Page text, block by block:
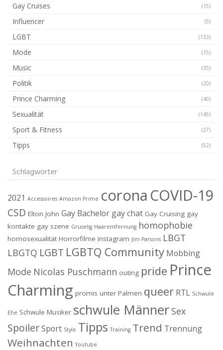
Gay Cruises (15)
Influencer (5)
LGBT (133)
Mode (15)
Music (35)
Politik (20)
Prince Charming (40)
Sexualität (145)
Sport & Fitness (27)
Tipps (52)
Schlagwörter
2021 Accessoires Amazon Prime corona COVID-19
CSD Elton John Gay Bachelor gay chat Gay Cruising gay
kontakte gay szene Gruselig Haarentfernung homophobie
homosexualität Horrorfilme Instagram Jim Parsons LBGT
LBGTQ LGBT LGBTQ Community Mobbing
Mode Nicolas Puschmann outing pride Prince
Charming promis unter Palmen queer RTL Schwule
Ehe Schwule Musiker schwule Männer Sex
SpoilerSport Style Tipps Training Trend Trennung
Weihnachten Youtube